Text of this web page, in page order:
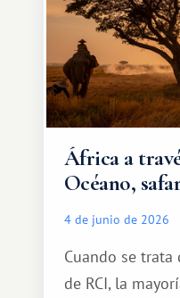
África a
Océano,
4 de junio de 2026
Cuando se trata
de RCI, la